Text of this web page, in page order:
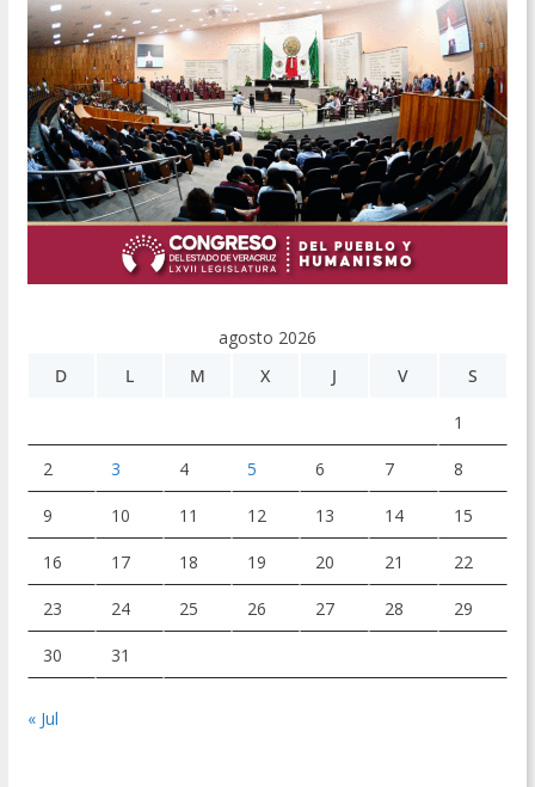
agosto 2026
D
L M X J V S
1
2 3 4 5 6 7 8
9 10 11 12 13 14 15
16 17 18 19 20 21 22
23 24 25 26 27 28 29
30 31
« Jul